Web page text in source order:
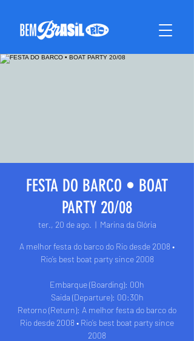
FESTA DO BARCO • BOAT
PARTY 20/08
ter., 20 de ago.
  |
Marina da Glória
A melhor festa do barco do Rio desde 2008 •
Rio’s best boat party since 2008
Embarque (Boarding): 00h
Saida (Departure): 00:30h
Retorno (Return): A melhor festa do barco do
Rio desde 2008 • Rio’s best boat party since
2008